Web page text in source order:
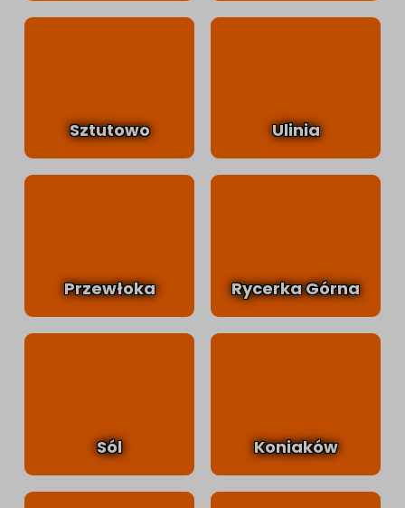
Sztutowo Ulinia
Przewłoka Rycerka Górna
Sól Koniaków